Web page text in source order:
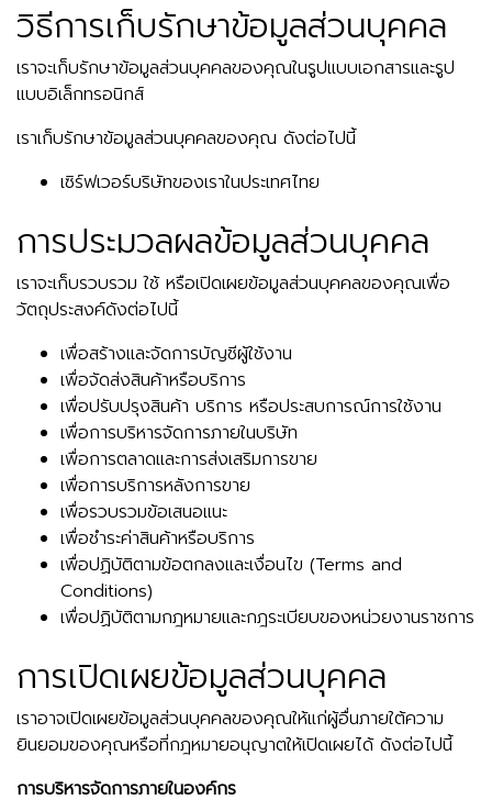
วิธีการเก็บรักษาข้อมูลส่วนบุคคล
เราจะเก็บรักษาข้อมูลส่วนบุคคลของคุณในรูปแบบเอกสารและรูป
แบบอิเล็กทรอนิกส์
เราเก็บรักษาข้อมูลส่วนบุคคลของคุณ ดังต่อไปนี้
เซิร์ฟเวอร์บริษัทของเราในประเทศไทย
การประมวลผลข้อมูลส่วนบุคคล
เราจะเก็บรวบรวม ใช้ หรือเปิดเผยข้อมูลส่วนบุคคลของคุณเพื่อ
วัตถุประสงค์ดังต่อไปนี้
เพื่อสร้างและจัดการบัญชีผู้ใช้งาน
เพื่อจัดส่งสินค้าหรือบริการ
เพื่อปรับปรุงสินค้า บริการ หรือประสบการณ์การใช้งาน
เพื่อการบริหารจัดการภายในบริษัท
เพื่อการตลาดและการส่งเสริมการขาย
เพื่อการบริการหลังการขาย
เพื่อรวบรวมข้อเสนอแนะ
เพื่อชำระค่าสินค้าหรือบริการ
เพื่อปฏิบัติตามข้อตกลงและเงื่อนไข (Terms and
Conditions)
เพื่อปฏิบัติตามกฎหมายและกฎระเบียบของหน่วยงานราชการ
การเปิดเผยข้อมูลส่วนบุคคล
เราอาจเปิดเผยข้อมูลส่วนบุคคลของคุณให้แก่ผู้อื่นภายใต้ความ
ยินยอมของคุณหรือที่กฎหมายอนุญาตให้เปิดเผยได้ ดังต่อไปนี้
การบริหารจัดการภายในองค์กร